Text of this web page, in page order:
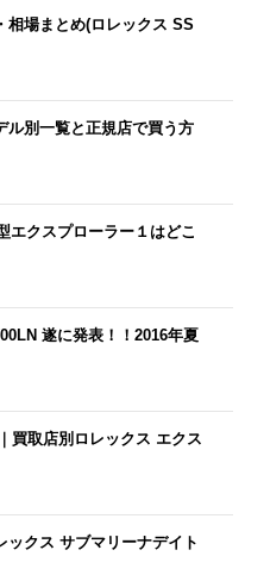
相場まとめ(ロレックス SS
ル別一覧と正規店で買う方
エクスプローラー１はどこ
遂に発表！！2016年夏
買取店別ロレックス エクス
ックス サブマリーナデイト